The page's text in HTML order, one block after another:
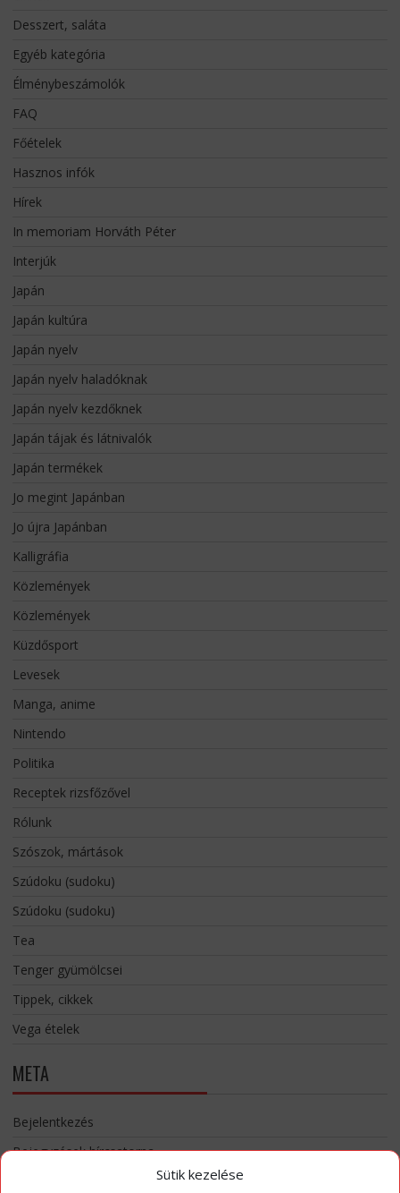
Sütik kezelése
Desszert, saláta
Egyéb kategória
Élménybeszámolók
FAQ
Főételek
Hasznos infók
Hírek
In memoriam Horváth Péter
Interjúk
Japán
Japán kultúra
Japán nyelv
Japán nyelv haladóknak
Japán nyelv kezdőknek
Japán tájak és látnivalók
Japán termékek
Jo megint Japánban
Jo újra Japánban
Kalligráfia
Közlemények
Közlemények
Küzdősport
Levesek
Manga, anime
Nintendo
Politika
Receptek rizsfőzővel
Rólunk
Szószok, mártások
Szúdoku (sudoku)
Szúdoku (sudoku)
Tea
Tenger gyümölcsei
Tippek, cikkek
Vega ételek
META
Bejelentkezés
Bejegyzések hírcsatorna
Hozzászólások hírcsatorna